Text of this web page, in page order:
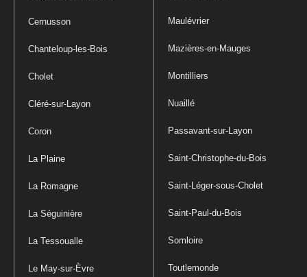
Cernusson
Chanteloup-les-Bois
Cholet
Cléré-sur-Layon
Coron
La Plaine
La Romagne
La Séguinière
La Tessoualle
Le May-sur-Èvre
Maulévrier
Mazières-en-Mauges
Montilliers
Nuaillé
Passavant-sur-Layon
Saint-Christophe-du-Bois
Saint-Léger-sous-Cholet
Saint-Paul-du-Bois
Somloire
Toutlemonde